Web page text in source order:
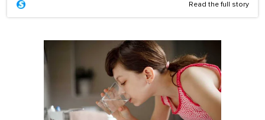
Read the full story